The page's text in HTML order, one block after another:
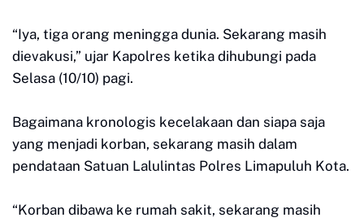
“Iya, tiga orang meningga dunia. Sekarang masih
dievakusi,” ujar Kapolres ketika dihubungi pada
Selasa (10/10) pagi.
Bagaimana kronologis kecelakaan dan siapa saja
yang menjadi korban, sekarang masih dalam
pendataan Satuan Lalulintas Polres Limapuluh Kota.
“Korban dibawa ke rumah sakit, sekarang masih